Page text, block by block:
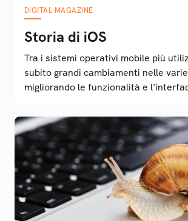
DIGITAL MAGAZINE
Storia di iOS
Tra i sistemi operativi mobile più
subito grandi cambiamenti nelle
migliorando le funzionalità e